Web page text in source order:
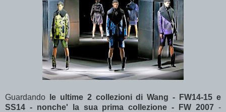
Guardando
le ultime 2 collezioni di Wang - FW14-15 e
SS14 - nonche' la sua prima collezione - FW 2007 -